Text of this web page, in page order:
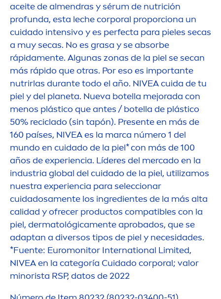
aceite de almendras y sérum de nutrición
profunda, esta leche corporal proporciona un
cuidado intensivo y es perfecta para pieles secas
a muy secas. No es grasa y se absorbe
rápidamente. Algunas zonas de la piel se secan
más rápido que otras. Por eso es importante
nutrirlas durante todo el año. NIVEAcuida de tu
piel y del planeta. Nueva botella mejorada con
menos plástico que antes / botella de plástico
50% reciclado (sin tapón). Presente en más de
160 países, NIVEAes la marca número 1 del
mundo en cuidado de la piel* con más de 100
años de experiencia. Líderes del mercado en la
industria global del cuidado de la piel, utilizamos
nuestra experiencia para seleccionar
cuidadosamente los ingredientes de la más alta
calidad y ofrecer productos compatibles con la
piel, dermatológicamente aprobados, que se
adaptan a diversos tipos de piel y necesidades.
*Fuente: Euromonitor International Limited,
NIVEAen la categoría Cuidado corporal; valor
minorista RSP, datos de 2022